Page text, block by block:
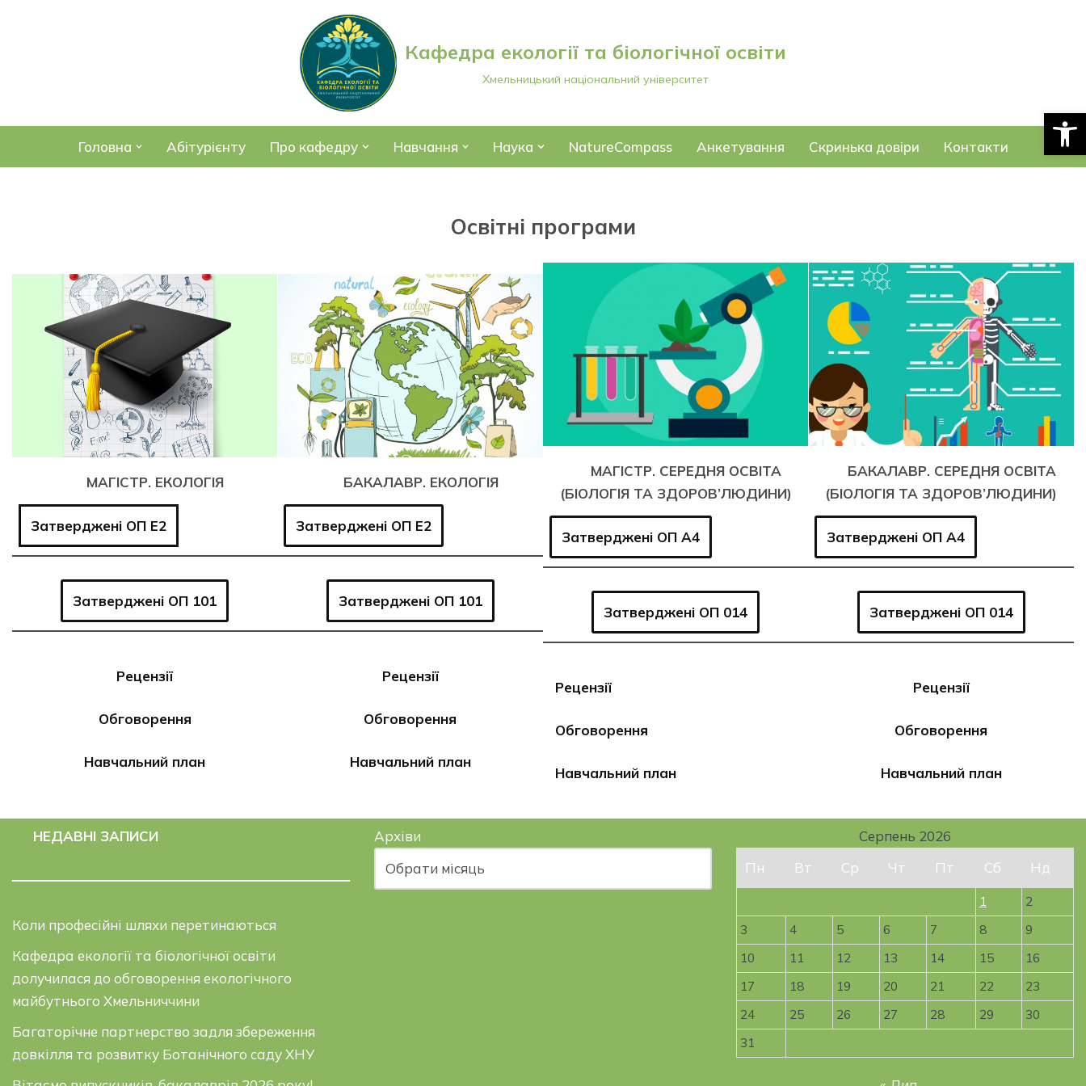
Кафедра екології та біологічної освіти
Хмельницький національний університет
Головна Абітурієнту Про кафедру Навчання Наука NatureCompass Анкетування Скринька довіри Контакти
Освітні програми
МАГІСТР. ЕКОЛОГІЯ
Затверджені ОП E2
Затверджені ОП 101
Рецензії
Обговорення
Навчальний план
БАКАЛАВР. ЕКОЛОГІЯ
Затверджені ОП E2
Затверджені ОП 101
Рецензії
Обговорення
Навчальний план
МАГІСТР. СЕРЕДНЯ ОСВІТА
(БІОЛОГІЯ ТА ЗДОРОВ’ЛЮДИНИ)
Затверджені ОП A4
Затверджені ОП 014
Рецензії
Обговорення
Навчальний план
БАКАЛАВР. СЕРЕДНЯ ОСВІТА
(БІОЛОГІЯ ТА ЗДОРОВ’ЛЮДИНИ)
Затверджені ОП A4
Затверджені ОП 014
Рецензії
Обговорення
Навчальний план
НЕДАВНІ ЗАПИСИ
Коли професійні шляхи перетинаються
Кафедра екології та біологічної освіти
долучилася до обговорення екологічного
майбутнього Хмельниччини
Багаторічне партнерство задля збереження
довкілля та розвитку Ботанічного саду ХНУ
Архіви
Серпень 2026
Пн
Вт Ср Чт Пт Сб Нд
1
2
3
4 5 6 7 8
9
10
11 12 13 14 15
16
17
18 19 20 21 22
23
24
25 26 27 28 29
30
31